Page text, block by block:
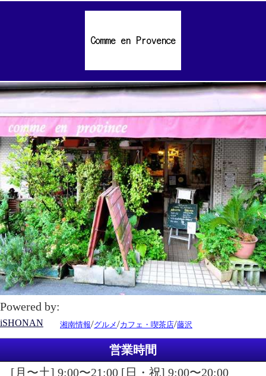
Powered by:
iSHONAN 湘南情報/グルメ/カフェ・喫茶店/藤沢
営業時間
[月〜土] 9:00〜21:00 [日・祝] 9:00〜20:00